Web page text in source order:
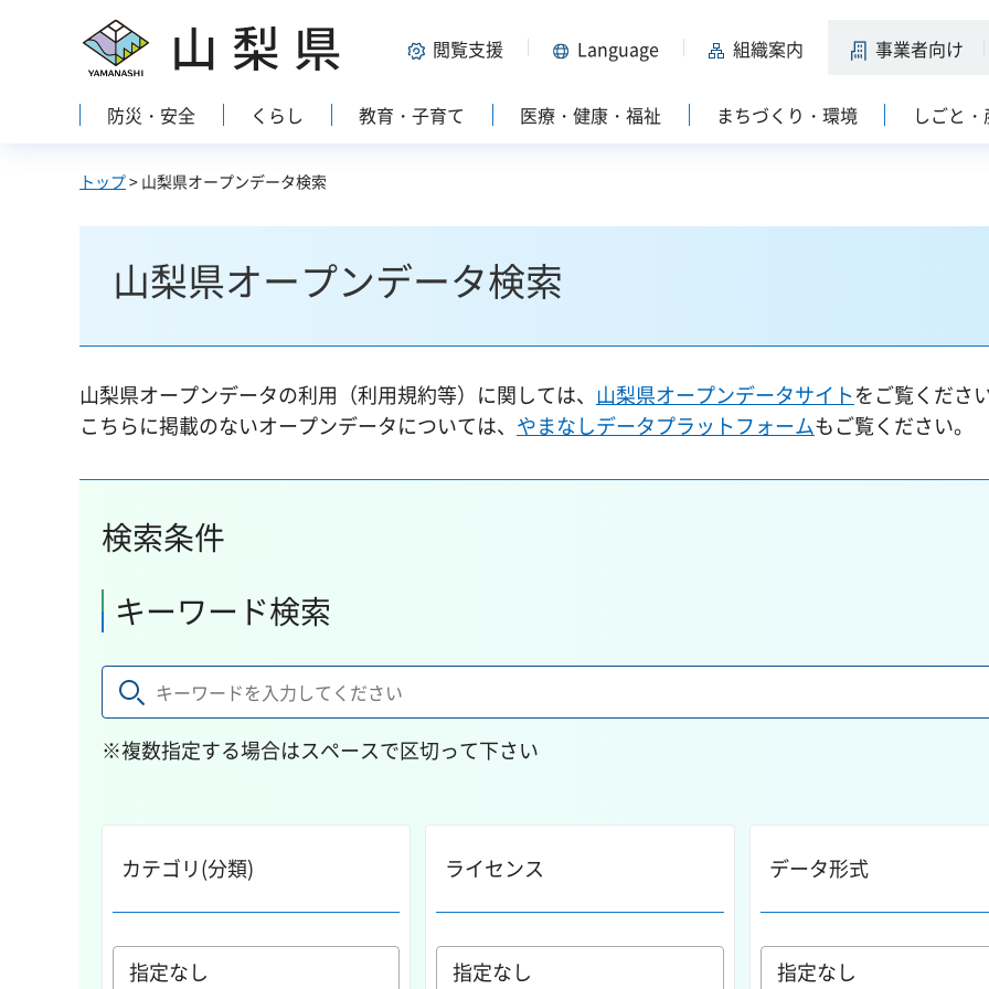
山梨県 閲覧支援 Language 組織案内 事業者向け
防災・安全 くらし 教育・子育て 医療・健康・福祉 まちづくり・環境 しごと
トップ> 山梨県オープンデータ検索
山梨県オープンデータ検索
山梨県オープンデータの利用（利用規約等）に関しては、 山梨県オープンデータサイトをご覧くださ
こちらに掲載のないオープンデータについては、 やまなしデータプラットフォームもご覧ください。
検索条件
キーワード検索
※複数指定する場合はスペースで区切って下さい
カテゴリ(分類) ライセンス データ形式